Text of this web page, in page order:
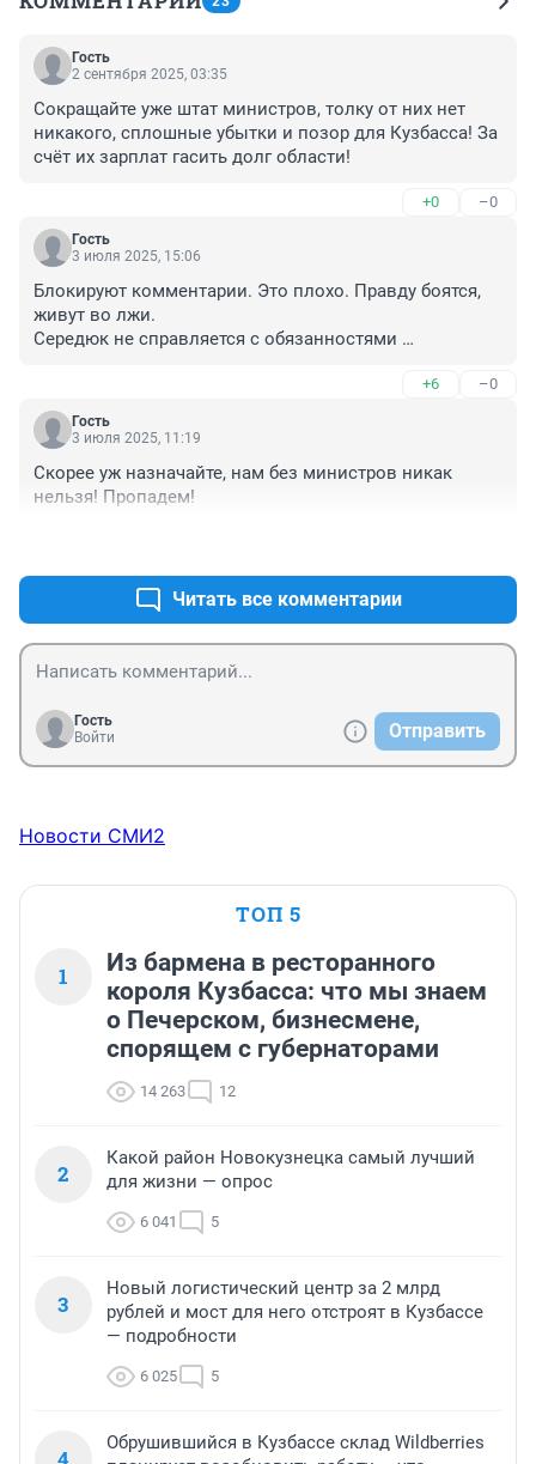
Гость
2 сентября 2025, 03:35
Сокращайте уже штат министров, толку от них нет
никакого, сплошные убытки и позор для Кузбасса! За
счёт их зарплат гасить долг области!
+0 –0
Гость
3 июля 2025, 15:06
Блокируют комментарии. Это плохо. Правду боятся,
живут во лжи.
Середюк не справляется с обязанностями
Министры Кузбассу не нужны! Население вымирает и
мигрирует в другие регионы.
Середюк приведет точно таких же как и он сам.
+6 –0
Гость
3 июля 2025, 11:19
Скорее уж назначайте, нам без министров никак
нельзя! Пропадем!
Читать все комментарии
Гость
Войти
Отправить
Новости СМИ2
ТОП 5
1
Из бармена в ресторанного
короля Кузбасса: что мы знаем
о Печерском, бизнесмене,
спорящем с губернаторами
14 263 12
2
Какой район Новокузнецка самый лучший
для жизни — опрос
6 041 5
3
Новый логистический центр за 2 млрд
рублей и мост для него отстроят в Кузбассе
— подробности
6 025 5
Обрушившийся в Кузбассе склад Wildberries